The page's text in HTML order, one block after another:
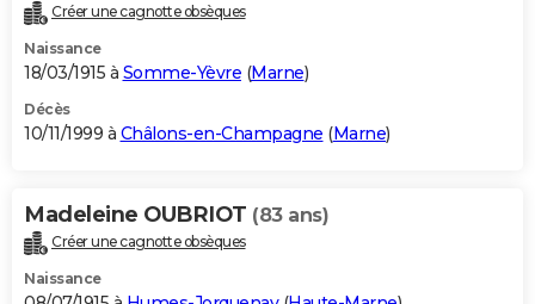
Créer une cagnotte obsèques
Naissance
18/03/1915 à Somme-Yèvre (Marne)
Décès
10/11/1999 à Châlons-en-Champagne (Marne)
Madeleine OUBRIOT (83 ans)
Créer une cagnotte obsèques
Naissance